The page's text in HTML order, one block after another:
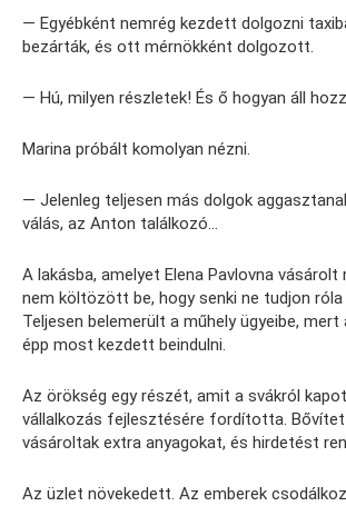
— Egyébként nemrég kezdett dolgozni
bezárták, és ott mérnökként dolgozott.
— Hú, milyen részletek! És ő hogyan áll
Marina próbált komolyan nézni.
— Jelenleg teljesen más dolgok
válás, az Anton találkozó…
A lakásba, amelyet Elena Pavlovna vásárolt
nem költözött be, hogy senki ne tudjon
Teljesen belemerült a műhely ügyeibe, mert
épp most kezdett beindulni.
Az örökség egy részét, amit a svákról
vállalkozás fejlesztésére fordította.
vásároltak extra anyagokat, és hirdetést
Az üzlet növekedett. Az emberek